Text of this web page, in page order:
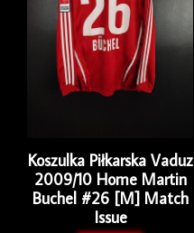
Koszulka Piłkarska Vaduz
2009/10 Home Martin
Buchel #26 [M] Match
Issue